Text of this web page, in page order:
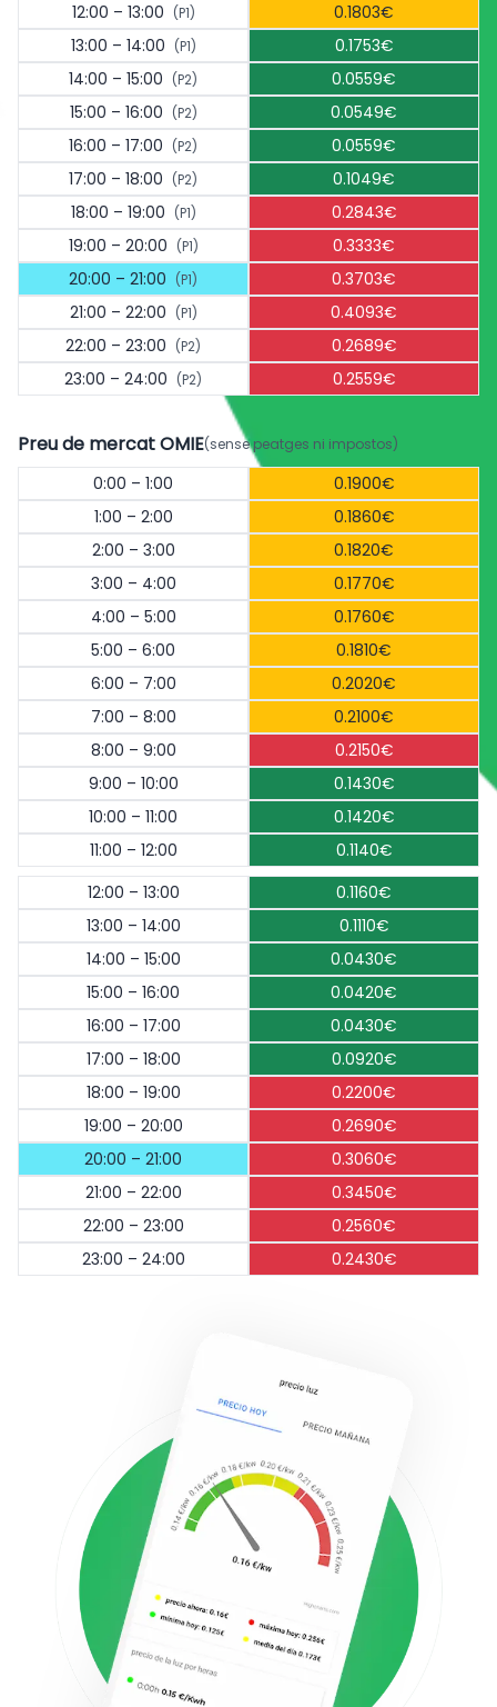
12:00 – 13:00 (P1)
0.1803€
13:00 – 14:00 (P1)
0.1753€
14:00 – 15:00 (P2)
0.0559€
15:00 – 16:00 (P2)
0.0549€
16:00 – 17:00 (P2)
0.0559€
17:00 – 18:00 (P2)
0.1049€
18:00 – 19:00 (P1)
0.2843€
19:00 – 20:00 (P1)
0.3333€
20:00 – 21:00 (P1)
0.3703€
21:00 – 22:00 (P1)
0.4093€
22:00 – 23:00 (P2)
0.2689€
23:00 – 24:00 (P2) 0.2559€
Preu de mercat OMIE(sense peatges ni impostos)
0:00 – 1:00
0.1900€
1:00 – 2:00
0.1860€
2:00 – 3:00
0.1820€
3:00 – 4:00
0.1770€
4:00 – 5:00
0.1760€
5:00 – 6:00
0.1810€
6:00 – 7:00
0.2020€
7:00 – 8:00
0.2100€
8:00 – 9:00
0.2150€
9:00 – 10:00
0.1430€
10:00 – 11:00
0.1420€
11:00 – 12:00
0.1140€
12:00 – 13:00
0.1160€
13:00 – 14:00
0.1110€
14:00 – 15:00
0.0430€
15:00 – 16:00
0.0420€
16:00 – 17:00
0.0430€
17:00 – 18:00
0.0920€
18:00 – 19:00
0.2200€
19:00 – 20:00
0.2690€
20:00 – 21:00
0.3060€
21:00 – 22:00
0.3450€
22:00 – 23:00
0.2560€
23:00 – 24:00
0.2430€